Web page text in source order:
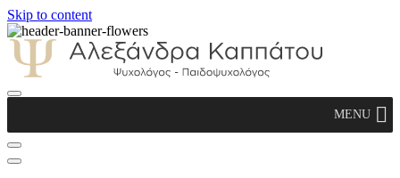
Skip to content
Παιδοψυχολόγος
MENU